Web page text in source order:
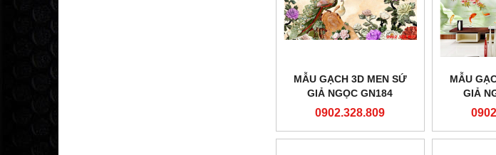
MẪU GẠCH 3D MEN SỨ
GIẢ NGỌC GN184
0902.328.809
MẪU
GIẢ